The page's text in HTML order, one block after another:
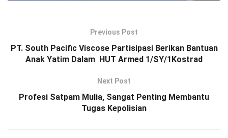
Previous Post
PT. South Pacific Viscose Partisipasi Berikan Bantuan
Anak Yatim Dalam HUT Armed 1/SY/1Kostrad
Next Post
Profesi Satpam Mulia, Sangat Penting Membantu
Tugas Kepolisian